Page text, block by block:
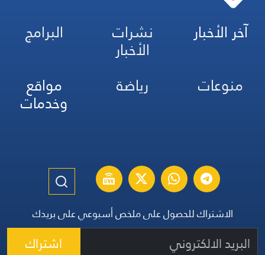
آخر الأخبار نشرات
الأخبار
البرامج
منوعات
رياضة مواقع
وخدمات
الاشتراك للحصول على ملخص أسبوعي على بريدك
اشتراك